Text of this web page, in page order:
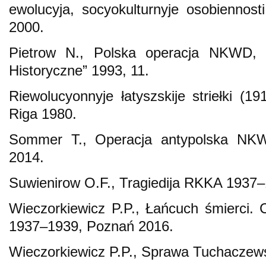
ewolucyja, socyokulturnyje
2000.
Pietrow N., Polska operacja NKWD,
Historyczne” 1993, 11.
Riewolucyonnyje łatyszskije striełki
Riga 1980.
Sommer T., Operacja antypolska
2014.
Suwienirow O.F., Tragiedija RKKA
Wieczorkiewicz P.P., Łańcuch śmierci.
1937–1939, Poznań 2016.
Wieczorkiewicz P.P., Sprawa